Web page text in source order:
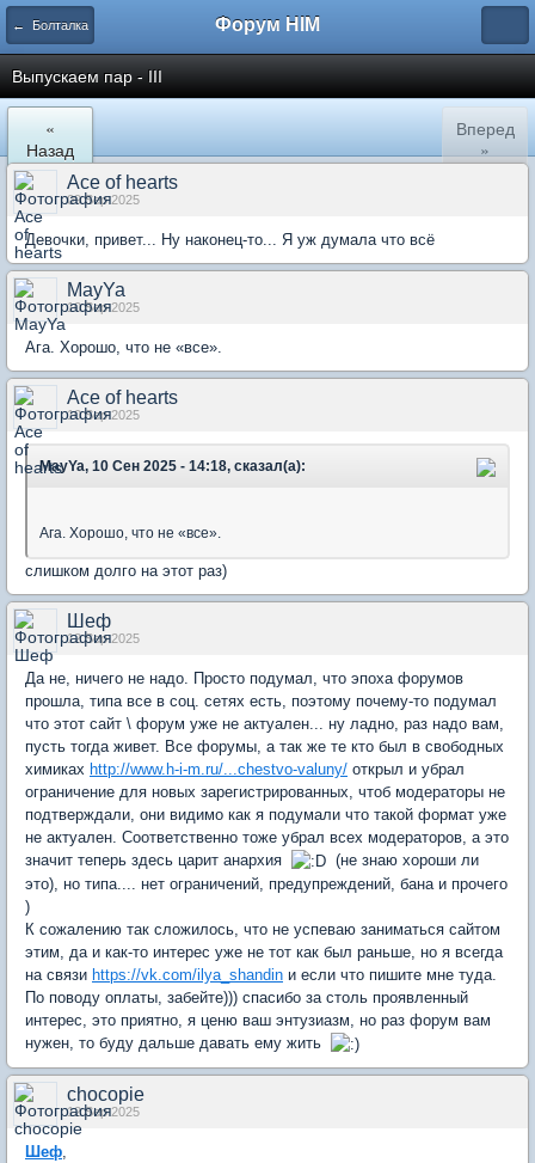
← Болталка Форум HIM
Выпускаем пар - III
«
Назад
Вперед
»
Ace of hearts
09 Sep 2025
Девочки, привет... Ну наконец-то... Я уж думала что всё
MayYa
10 Sep 2025
Ага. Хорошо, что не «все».
Ace of hearts
10 Sep 2025
MayYa, 10 Сен 2025 - 14:18, сказал(а):
Ага. Хорошо, что не «все».
слишком долго на этот раз)
Шеф
12 Sep 2025
Да не, ничего не надо. Просто подумал, что эпоха форумов
прошла, типа все в соц. сетях есть, поэтому почему-то подумал
что этот сайт \ форум уже не актуален... ну ладно, раз надо вам,
пусть тогда живет. Все форумы, а так же те кто был в свободных
химиках http://www.h-i-m.ru/...chestvo-valuny/ открыл и убрал
ограничение для новых зарегистрированных, чтоб модераторы не
подтверждали, они видимо как я подумали что такой формат уже
не актуален. Соответственно тоже убрал всех модераторов, а это
значит теперь здесь царит анархия
(не знаю хороши ли
это), но типа.... нет ограничений, предупреждений, бана и прочего
)
К сожалению так сложилось, что не успеваю заниматься сайтом
этим, да и как-то интерес уже не тот как был раньше, но я всегда
на связи https://vk.com/ilya_shandin и если что пишите мне туда.
По поводу оплаты, забейте))) спасибо за столь проявленный
интерес, это приятно, я ценю ваш энтузиазм, но раз форум вам
нужен, то буду дальше давать ему жить
chocopie
12 Sep 2025
Шеф,